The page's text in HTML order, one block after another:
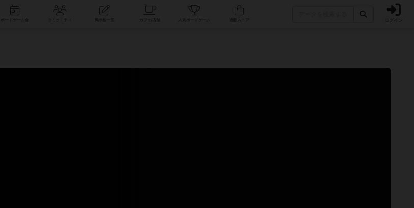
コミュニティ 人気ボードゲーム ログイン